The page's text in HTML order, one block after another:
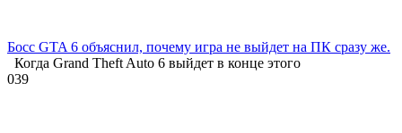
Босс GTA 6 объяснил, почему игра не выйдет на ПК сразу же.
Когда Grand Theft Auto 6 выйдет в конце этого
039